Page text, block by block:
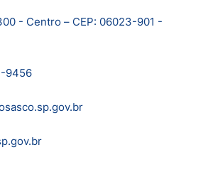
- Centro – CEP: 06023-901 -
9456